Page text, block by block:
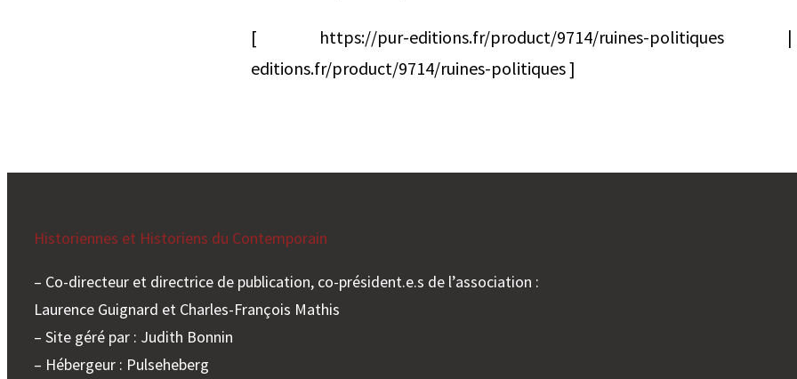
[ https://pur-editions.fr/product/9714/ruines-
editions.fr/product/9714/ruines-politiques ]
Historiennes et Historiens du Contemporain
– Co-directeur et directrice de publication, co-président.e.s de l’association :
Laurence Guignard et Charles-François Mathis
– Site géré par : Judith Bonnin
– Hébergeur : Pulseheberg